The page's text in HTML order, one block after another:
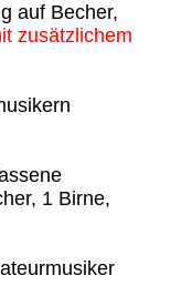
auf Becher,
zusätzlichem
1 Birne,